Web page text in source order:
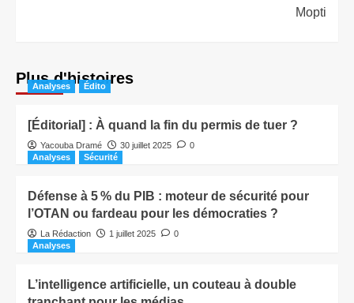
Mopti
Plus d'histoires
Analyses Édito
[Éditorial] : À quand la fin du permis de tuer ?
Yacouba Dramé 30 juillet 2025
0
Analyses
Sécurité
Défense à 5 % du PIB : moteur de sécurité pour
l’OTAN ou fardeau pour les démocraties ?
La Rédaction 1 juillet 2025
0
Analyses
L’intelligence artificielle, un couteau à double